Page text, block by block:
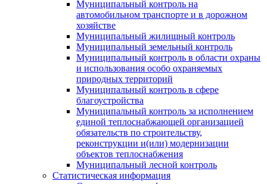
Муниципальный контроль на
автомобильном транспорте и в дорожном
хозяйстве
Муниципальный жилищный контроль
Муниципальный земельный контроль
Муниципальный контроль в области охраны
и использования особо охраняемых
природных территорий
Муниципальный контроль в сфере
благоустройства
Муниципальный контроль за исполнением
единой теплоснабжающей организацией
обязательств по строительству,
реконструкции и(или) модернизации
объектов теплоснабжения
Муниципальный лесной контроль
Статистическая информация